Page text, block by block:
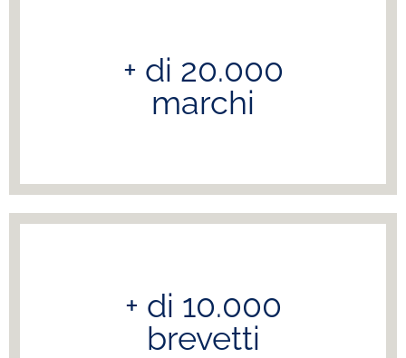
+ di 20.000
marchi
+ di 10.000
brevetti